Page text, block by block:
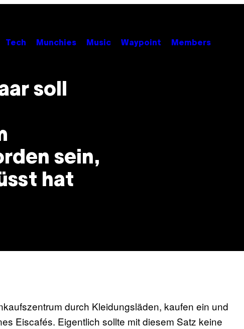
Tech Munchies Music Waypoint Members
soll
sein,
hat
durch Kleidungsläden, kaufen ein und
Eiscafés. Eigentlich sollte mit diesem Satz keine